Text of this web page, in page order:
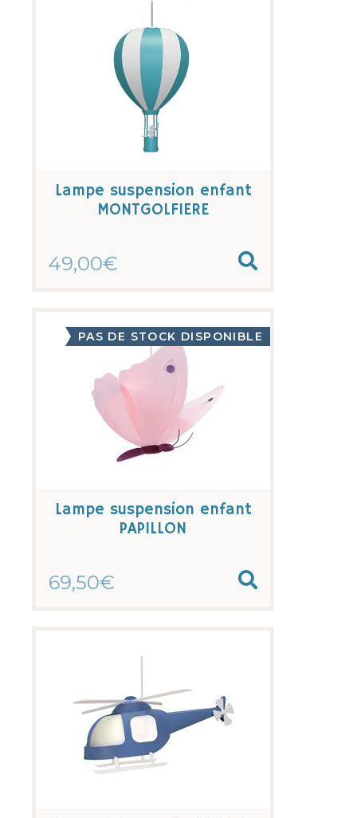
Lampe suspension enfant
MONTGOLFIERE
49,00€
Lampe suspension enfant
PAPILLON
69,50€
PAS DE STOCK DISPONIBLE